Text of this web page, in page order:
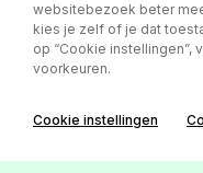
Openingstijden
Ma - Vr
09 : 00 - 18 : 00
websitebezoek beter
kies je zelf of je dat
op “Cookie instellingen”,
voorkeuren.
Cookie instellingen